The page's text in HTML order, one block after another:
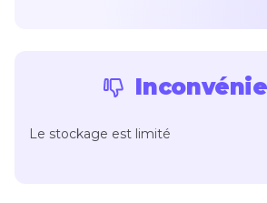
Le stockage est limité